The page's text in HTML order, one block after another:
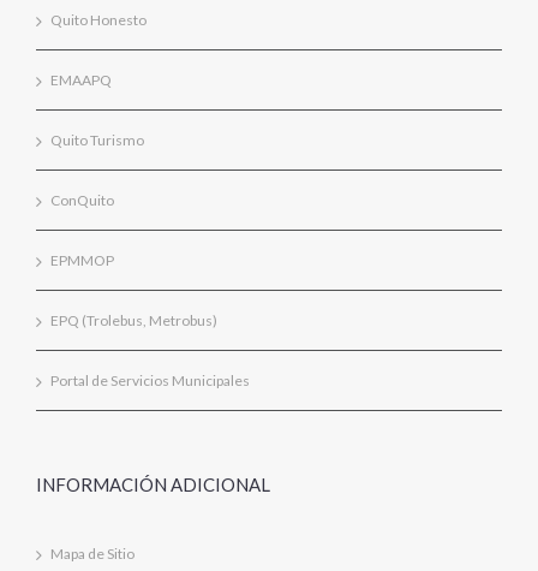
Quito Honesto
EMAAPQ
Quito Turismo
ConQuito
EPMMOP
EPQ (Trolebus, Metrobus)
Portal de Servicios Municipales
INFORMACIÓN ADICIONAL
Mapa de Sitio